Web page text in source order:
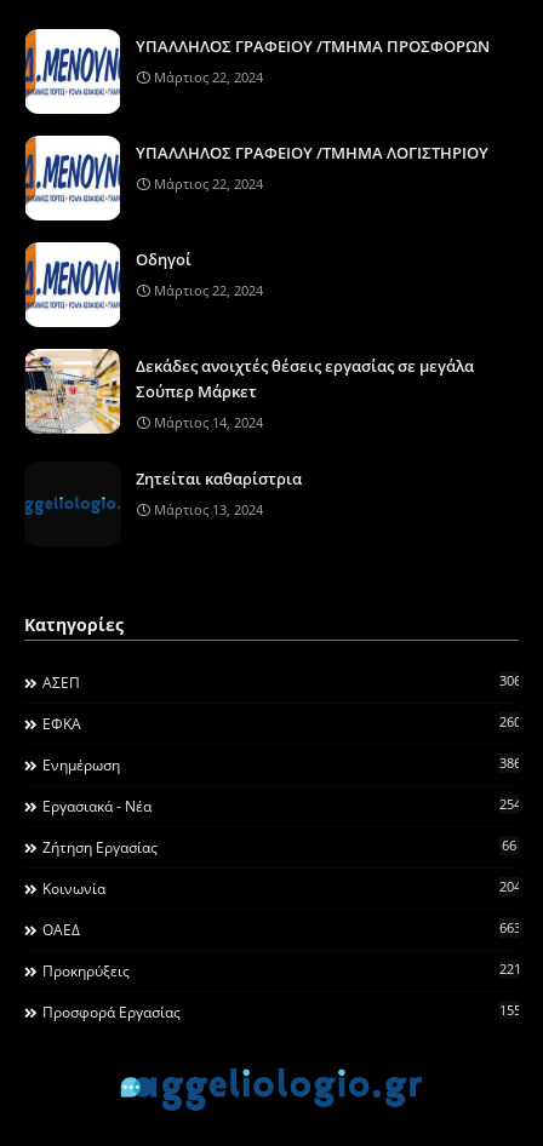
ΥΠΑΛΛΗΛΟΣ ΓΡΑΦΕΙΟΥ /ΤΜΗΜΑ ΠΡΟΣΦΟΡΩΝ
Μάρτιος 22, 2024
ΥΠΑΛΛΗΛΟΣ ΓΡΑΦΕΙΟΥ /ΤΜΗΜΑ ΛΟΓΙΣΤΗΡΙΟΥ
Μάρτιος 22, 2024
Οδηγοί
Μάρτιος 22, 2024
Δεκάδες ανοιχτές θέσεις εργασίας σε μεγάλα
Σούπερ Μάρκετ
Μάρτιος 14, 2024
Ζητείται καθαρίστρια
Μάρτιος 13, 2024
Κατηγορίες
ΑΣΕΠ 306
ΕΦΚΑ 260
Ενημέρωση 3868
Εργασιακά - Νέα 2546
Ζήτηση Εργασίας 66
Κοινωνία 2044
ΟΑΕΔ 663
Προκηρύξεις 2215
Προσφορά Εργασίας 155